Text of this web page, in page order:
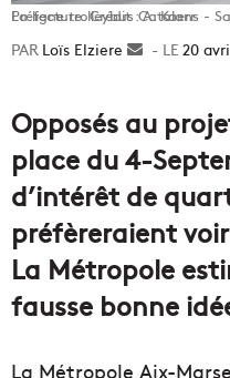
La ligne trolleybus Catalans - Saint-Pierre en 2002 du côté de la Préfecture. Crédit : A. Kaerr
Loïs Elziere
Envoyer
20
Opposés au
place du 4-
d’intérêt de
préfèreraient
La Métropole
fausse bonne
La Métropole Aix-